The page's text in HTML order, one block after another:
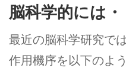
脳科学的には・
最近の脳科学研究で
作用機序を以下のよ